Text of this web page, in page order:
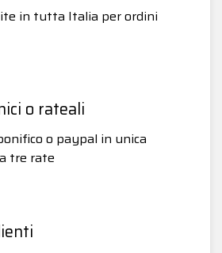
in tutta Italia per ordini
o rateali
o paypal in unica
tre rate